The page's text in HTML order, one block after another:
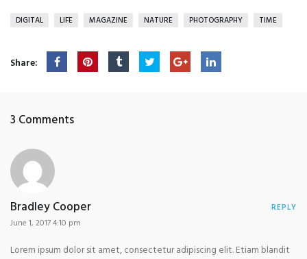
DIGITAL LIFE MAGAZINE NATURE PHOTOGRAPHY TIME
Share:
3 Comments
Bradley Cooper REPLY
June 1, 2017 4:10 pm
Lorem ipsum dolor sit amet, consectetur adipiscing elit. Etiam blandit